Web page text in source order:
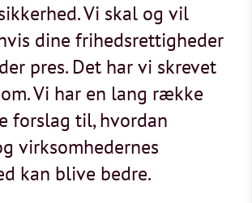
Vi skal og vil
dine frihedsrettigheder
pres. Det har vi skrevet
Vi har en lang række
forslag til, hvordan
virksomhedernes
kan blive bedre.